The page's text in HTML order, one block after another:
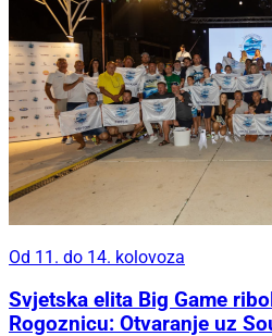
Od 11. do 14. kolovoza
Svjetska elita Big Game
Rogoznicu: Otvaranje uz